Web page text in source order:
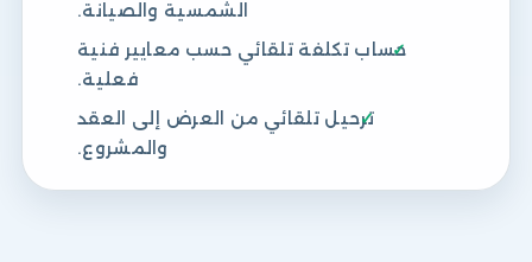
الشمسية والصيانة.
حساب تكلفة تلقائي حسب معايير فنية
فعلية.
ترحيل تلقائي من العرض إلى العقد
والمشروع.